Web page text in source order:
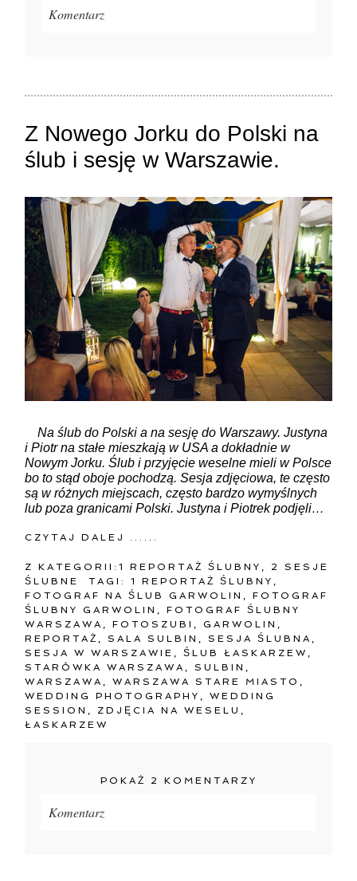
Komentarz
ZAMIEŚĆ KOMENTARZ
Z Nowego Jorku do Polski na
ślub i sesję w Warszawie.
Na ślub do Polski a na sesję do Warszawy. Justyna
i Piotr na stałe mieszkają w USA a dokładnie w
Nowym Jorku. Ślub i przyjęcie weselne mieli w Polsce
bo to stąd oboje pochodzą. Sesja zdjęciowa, te często
są w różnych miejscach, często bardzo wymyślnych
lub poza granicami Polski. Justyna i Piotrek podjęli…
CZYTAJ DALEJ ......
Z KATEGORII:1 REPORTAŻ ŚLUBNY , 2 SESJE
ŚLUBNE
TAGI:1 REPORTAŻ ŚLUBNY ,
FOTOGRAF NA ŚLUB GARWOLIN ,FOTOGRAF
ŚLUBNY GARWOLIN ,FOTOGRAF ŚLUBNY
WARSZAWA ,FOTOSZUBI , GARWOLIN ,
REPORTAŻ , SALA SULBIN , SESJA ŚLUBNA ,
SESJA W WARSZAWIE ,ŚLUB ŁASKARZEW ,
STARÓWKA WARSZAWA , SULBIN ,
WARSZAWA ,WARSZAWA STARE MIASTO ,
WEDDING PHOTOGRAPHY ,WEDDING
SESSION , ZDJĘCIA NA WESELU ,
ŁASKARZEW
POKAŻ 2 KOMENTARZY
Komentarz